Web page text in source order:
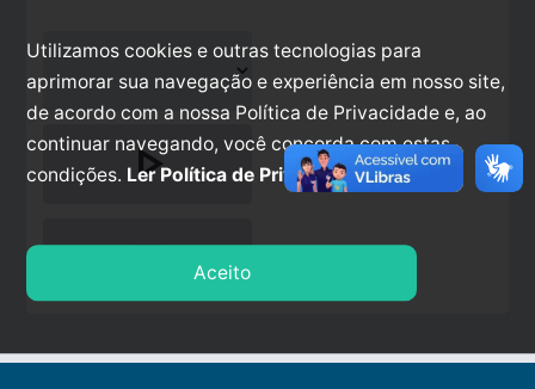
play_arrow
stop
Utilizamos cookies e outras tecnologias para
aprimorar sua navegação e experiência em nosso site,
de acordo com a nossa Política de Privacidade e, ao
continuar navegando, você concorda com estas
condições. Ler Política de Privacidade.
Aceito